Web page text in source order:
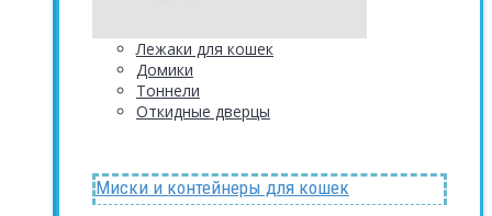
Лежаки для кошек
Домики
Тоннели
Откидные дверцы
Миски и контейнеры для кошек